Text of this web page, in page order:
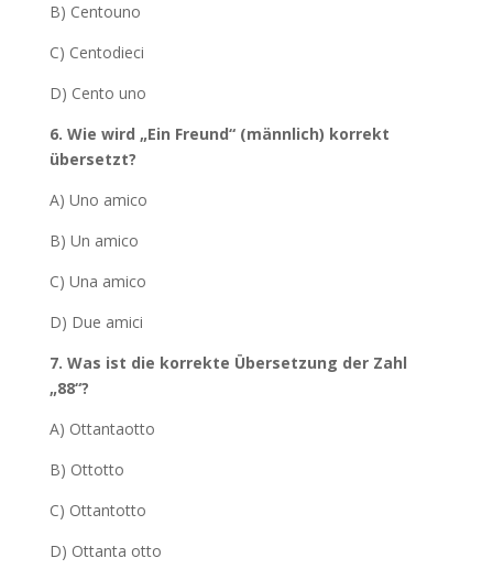
B) Centouno
C) Centodieci
D) Cento uno
6. Wie wird „Ein Freund“ (männlich) korrekt
übersetzt?
A) Uno amico
B) Un amico
C) Una amico
D) Due amici
7. Was ist die korrekte Übersetzung der Zahl
„88“?
A) Ottantaotto
B) Ottotto
C) Ottantotto
D) Ottanta otto